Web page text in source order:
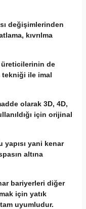
değişimlerinden
kıvrılma
üreticilerinin de
ile imal
olarak 3D, 4D,
için orijinal
yapısı yani kenar
altına
bariyerleri diğer
için yatık
tam uyumludur.